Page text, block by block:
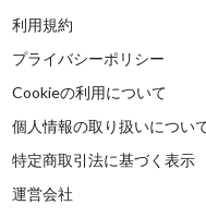
利用規約
プライバシーポリシー
Cookieの利用について
個人情報の取り扱いについ
特定商取引法に基づく表示
運営会社